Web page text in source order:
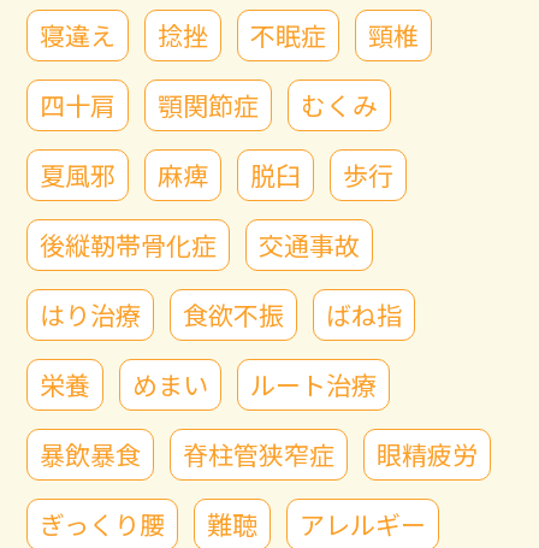
寝違え
捻挫 不眠症
頸椎
四十肩
顎関節症
むくみ
夏風邪
麻痺 脱臼
歩行
後縦靭帯骨化症
交通事故
はり治療
食欲不振
ばね指
栄養
めまい
ルート治療
暴飲暴食
脊柱管狭窄症
眼精疲労
ぎっくり腰
難聴
アレルギー